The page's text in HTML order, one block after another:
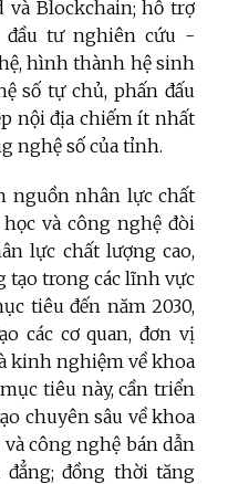
và Blockchain; hỗ trợ
đầu tư nghiên cứu -
hình thành hệ sinh
số tự chủ, phấn đấu
nội địa chiếm ít nhất
nghệ số của tỉnh.
nguồn nhân lực chất
và công nghệ đòi
lực chất lượng cao,
tạo trong các lĩnh vực
tiêu đến năm 2030,
các cơ quan, đơn vị
kinh nghiệm về khoa
tiêu này, cần triển
chuyên sâu về khoa
công nghệ bán dẫn
đẳng; đồng thời tăng